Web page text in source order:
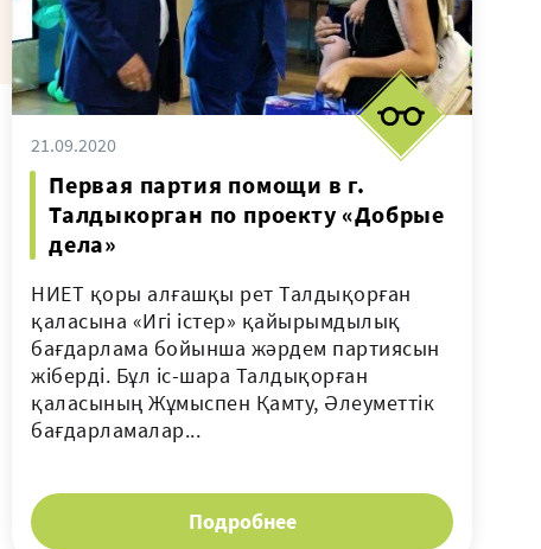
21.09.2020
Первая партия помощи в г.
Талдыкорган по проекту «Добрые
дела»
НИЕТ қоры алғашқы рет Талдықорған
қаласына «Игі істер» қайырымдылық
бағдарлама бойынша жәрдем партиясын
жіберді. Бұл іс-шара Талдықорған
қаласының Жұмыспен Қамту, Әлеуметтік
бағдарламалар...
Подробнее